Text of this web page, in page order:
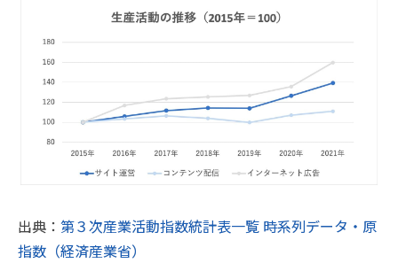
出典： 第３次産業活動指数統計表一覧 時系列データ・原
指数（経済産業省）